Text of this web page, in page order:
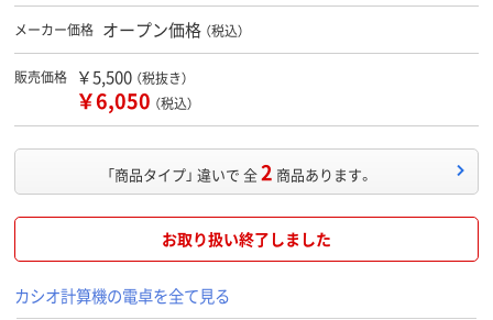
メーカー価格 オープン価格 （税込）
販売価格 ￥5,500 （税抜き）
￥6,050 （税込）
「商品タイプ」 違いで 全2 商品あります。
お取り扱い終了しました
カシオ計算機の電卓を全て見る